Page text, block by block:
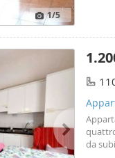
1/5
da